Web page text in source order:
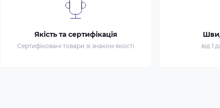
Якість та сертифікація
Сертифіковані товари зі знаком якості від 1